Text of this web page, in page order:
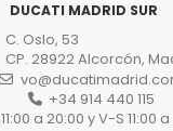
DUCATI MADRID SUR
C. Oslo, 53
CP. 28922 Alcorcón,
+34 914 440 115
a 20:00 y V-S 11:00 a